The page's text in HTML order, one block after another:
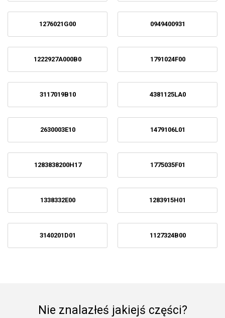
1276021G00 0949400931
1222927A000B0 1791024F00
3117019B10 4381125LA0
2630003E10 1479106L01
1283838200H17 1775035F01
1338332E00 1283915H01
3140201D01 1127324B00
Nie znalazłeś jakiejś części?